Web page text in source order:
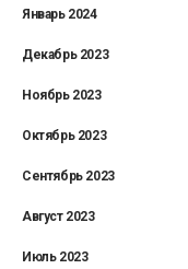
Январь 2024
Декабрь 2023
Ноябрь 2023
Октябрь 2023
Сентябрь 2023
Август 2023
Июль 2023